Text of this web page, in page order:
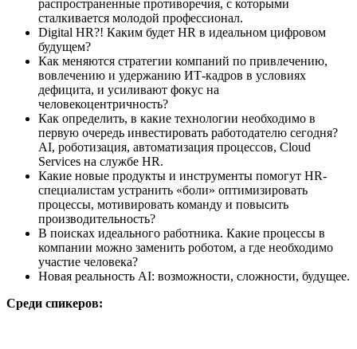
распространенные противоречия, с которыми
сталкивается молодой профессионал.
Digital HR?! Каким будет HR в идеальном цифровом
будущем?
Как меняются стратегии компаний по привлечению,
вовлечению и удержанию ИТ-кадров в условиях
дефицита, и усиливают фокус на
человекоцентричность?
Как определить, в какие технологии необходимо в
первую очередь инвестировать работодателю сегодня?
AI, роботизация, автоматизация процессов, Cloud
Services на службе HR.
Какие новые продукты и инструменты помогут HR-
специалистам устранить «боли» оптимизировать
процессы, мотивировать команду и повысить
производительность?
В поисках идеального работника. Какие процессы в
компании можно заменить роботом, а где необходимо
участие человека?
Новая реальность AI: возможности, сложности, будущее.
Среди спикеров: